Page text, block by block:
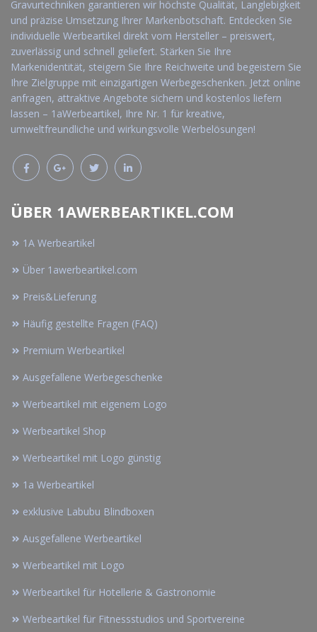
Gravurtechniken garantieren wir höchste Qualität, Langlebigkeit
und präzise Umsetzung Ihrer Markenbotschaft. Entdecken Sie
individuelle Werbeartikel direkt vom Hersteller – preiswert,
zuverlässig und schnell geliefert. Stärken Sie Ihre
Markenidentität, steigern Sie Ihre Reichweite und begeistern Sie
Ihre Zielgruppe mit einzigartigen Werbegeschenken. Jetzt online
anfragen, attraktive Angebote sichern und kostenlos liefern
lassen – 1aWerbeartikel, Ihre Nr. 1 für kreative,
umweltfreundliche und wirkungsvolle Werbelösungen!
ÜBER 1AWERBEARTIKEL.COM
1A Werbeartikel
Über 1awerbeartikel.com
Preis&Lieferung
Häufig gestellte Fragen (FAQ)
Premium Werbeartikel
Ausgefallene Werbegeschenke
Werbeartikel mit eigenem Logo
Werbeartikel Shop
Werbeartikel mit Logo günstig
1a Werbeartikel
exklusive Labubu Blindboxen
Ausgefallene Werbeartikel
Werbeartikel mit Logo
Werbeartikel für Hotellerie & Gastronomie
Werbeartikel für Fitnessstudios und Sportvereine